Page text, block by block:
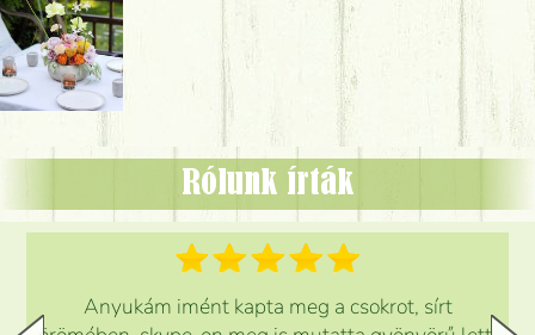
Rólunk írták
Anyukám imént kapta meg a csokrot, sírt